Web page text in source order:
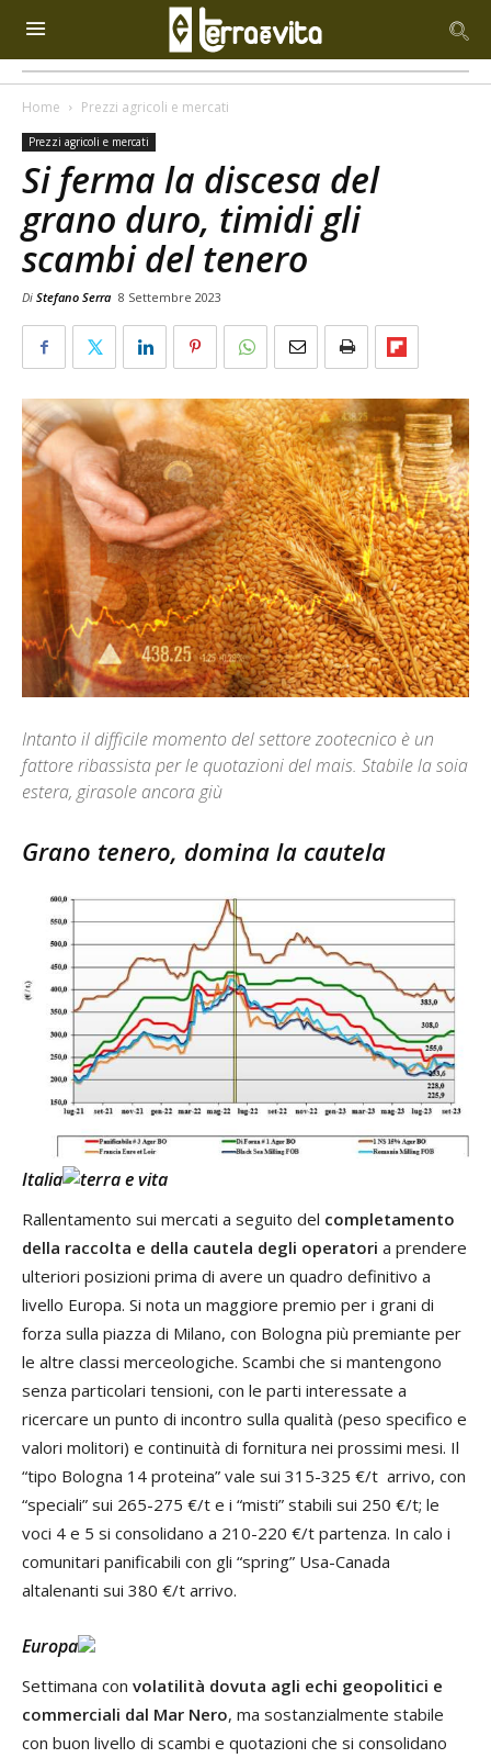
Home Prezzi agricoli e mercati
Prezzi agricoli e mercati
Si ferma la discesa del
grano duro, timidi gli
scambi del tenero
Di Stefano Serra 8 Settembre 2023
Intanto il difficile momento del settore zootecnico è un
fattore ribassista per le quotazioni del mais. Stabile la soia
estera, girasole ancora giù
Grano tenero, domina la cautela
Italia
Rallentamento sui mercati a seguito del completamento
della raccolta e della cautela degli operatori a prendere
ulteriori posizioni prima di avere un quadro definitivo a
livello Europa. Si nota un maggiore premio per i grani di
forza sulla piazza di Milano, con Bologna più premiante per
le altre classi merceologiche. Scambi che si mantengono
senza particolari tensioni, con le parti interessate a
ricercare un punto di incontro sulla qualità (peso specifico e
valori molitori) e continuità di fornitura nei prossimi mesi. Il
“tipo Bologna 14 proteina” vale sui 315-325 €/t arrivo, con
“speciali” sui 265-275 €/t e i “misti” stabili sui 250 €/t; le
voci 4 e 5 si consolidano a 210-220 €/t partenza. In calo i
comunitari panificabili con gli “spring” Usa-Canada
altalenanti sui 380 €/t arrivo.
Europa
Settimana con volatilità dovuta agli echi geopolitici e
commerciali dal Mar Nero, ma sostanzialmente stabile
con buon livello di scambi e quotazioni che si consolidano